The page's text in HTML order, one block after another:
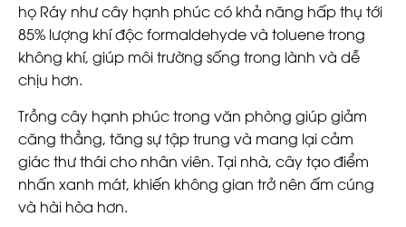
họ Ráy như cây hạnh phúc có khả năng hấp thụ tới
85% lượng khí độc formaldehyde và toluene trong
không khí, giúp môi trường sống trong lành và dễ
chịu hơn.
Trồng cây hạnh phúc trong văn phòng giúp giảm
căng thẳng, tăng sự tập trung và mang lại cảm
giác thư thái cho nhân viên. Tại nhà, cây tạo điểm
nhấn xanh mát, khiến không gian trở nên ấm cúng
và hài hòa hơn.